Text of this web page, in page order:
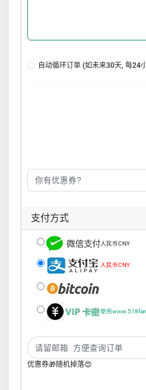
自动循环订单 (如未来30天, 每24
支付方式
人民币CNY
人民币CNY
使用
优惠券🎁随机掉落😍